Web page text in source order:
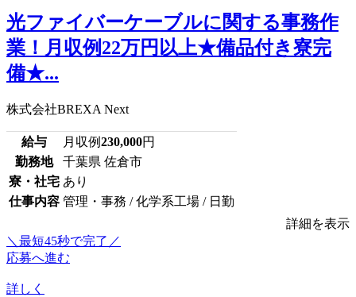
光ファイバーケーブルに関する事務作
業！月収例22万円以上★備品付き寮完
備★...
株式会社BREXA Next
給与 月収例230,000円
勤務地
千葉県 佐倉市
寮・社宅 あり
仕事内容 管理・事務 / 化学系工場 / 日勤
詳細を表示
＼最短45秒で完了／
応募へ進む
詳しく